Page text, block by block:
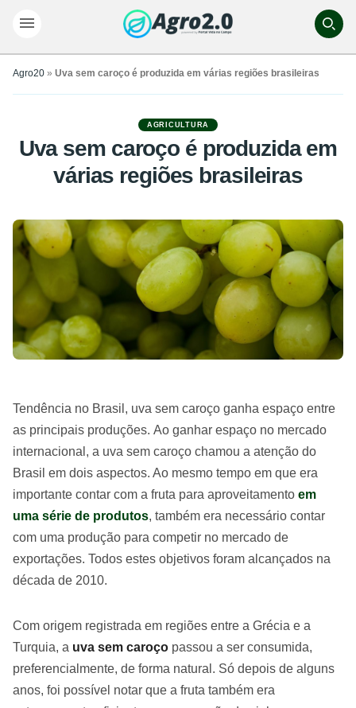
Agro20 » Uva sem caroço é produzida em várias regiões brasileiras
AGRICULTURA
Uva sem caroço é produzida em
várias regiões brasileiras
Tendência no Brasil, uva sem caroço ganha espaço entre
as principais produções. Ao ganhar espaço no mercado
internacional, a uva sem caroço chamou a atenção do
Brasil em dois aspectos. Ao mesmo tempo em que era
importante contar com a fruta para aproveitamento em
uma série de produtos, também era necessário contar
com uma produção para competir no mercado de
exportações. Todos estes objetivos foram alcançados na
década de 2010.
Com origem registrada em regiões entre a Grécia e a
Turquia, a uva sem caroço passou a ser consumida,
preferencialmente, de forma natural. Só depois de alguns
anos, foi possível notar que a fruta também era